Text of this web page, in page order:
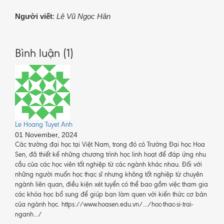
Người viết: Lê Vũ Ngọc Hân
Bình luận (1)
Le Hoang Tuyet Anh
01 November, 2024
Các trường đại học tại Việt Nam, trong đó có Trường Đại học Hoa
Sen, đã thiết kế những chương trình học linh hoạt để đáp ứng nhu
cầu của các học viên tốt nghiệp từ các ngành khác nhau. Đối với
những người muốn học thạc sĩ nhưng không tốt nghiệp từ chuyên
ngành liên quan, điều kiện xét tuyển có thể bao gồm việc tham gia
các khóa học bổ sung để giúp bạn làm quen với kiến thức cơ bản
của ngành học. https://www.hoasen.edu.vn/.../hoc-thac-si-trai-
nganh.../